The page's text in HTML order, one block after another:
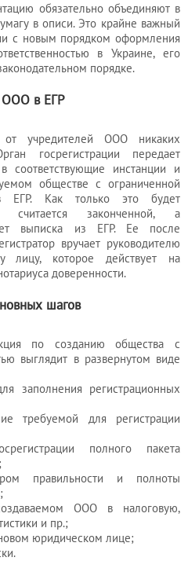
обязательно объединяют в
в описи. Это крайне важный
с новым порядком оформления
в Украине, его
порядке.
ООО в ЕГР
учредителей ООО никаких
госрегистрации передает
инстанции и
обществе с ограниченной
ЕГР. Как только это будет
считается законченной, а
выписка из ЕГР. Ее после
вручает руководителю
лицу, которое действует на
доверенности.
шагов
по созданию общества с
выглядит в развернутом виде
заполнения регистрационных
требуемой для регистрации
полного пакета
правильности и полноты
ООО в налоговую,
и пр.;
юридическом лице;